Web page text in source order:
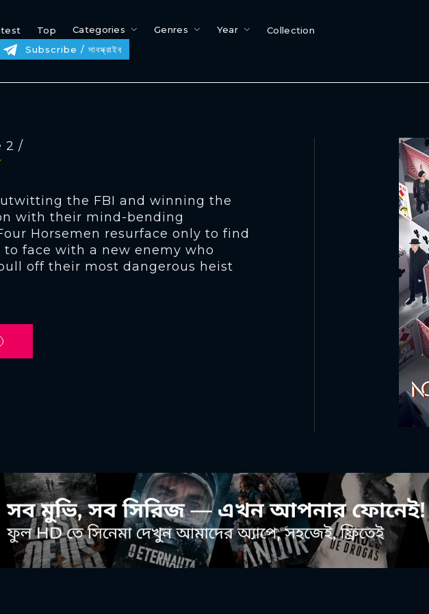
Top Categories Genres Year
Collection
Subscribe / সাবস্ক্রাইব
2 /
the FBI and winning the
with their mind-bending
Horsemen resurface only to find
to face with a new enemy who
off their most dangerous heist